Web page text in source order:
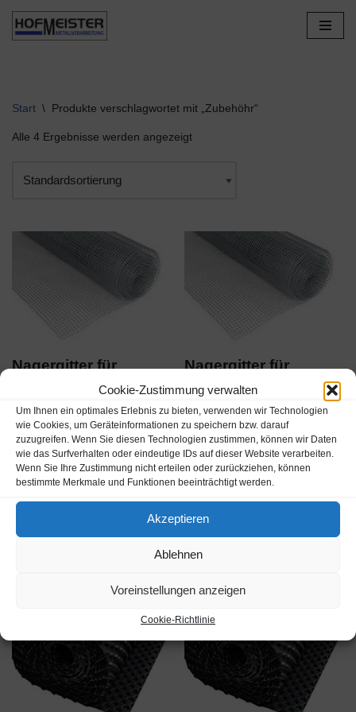
Cookie-Zustimmung verwalten
Um Ihnen ein optimales Erlebnis zu bieten, verwenden wir Technologien
wie Cookies, um Geräteinformationen zu speichern bzw. darauf
zuzugreifen. Wenn Sie diesen Technologien zustimmen, können wir Daten
wie das Surfverhalten oder eindeutige IDs auf dieser Website verarbeiten.
Wenn Sie Ihre Zustimmung nicht erteilen oder zurückziehen, können
bestimmte Merkmale und Funktionen beeinträchtigt werden.
Akzeptieren
Ablehnen
Voreinstellungen anzeigen
Cookie-Richtlinie
Zum
Start \ Produkte verschlagwortet mit „Zubehöhr“
Alle 4 Ergebnisse werden angezeigt
Nagergitter für
Hochbeet S,M,L
22,50€
inkl. MwSt.
zzgl.Versandkosten
Lieferzeit:3-5 Werktage
Nagergitter für
Hochbeet XL, XXL
28,50€
inkl. MwSt.
zzgl.Versandkosten
Lieferzeit:3-5 Werktage